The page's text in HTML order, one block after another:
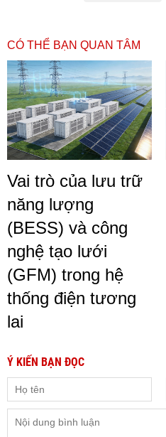
CÓ THỂ BẠN QUAN TÂM
Vai trò của lưu trữ
năng lượng
(BESS) và công
nghệ tạo lưới
(GFM) trong hệ
thống điện tương
lai
Ý KIẾN BẠN ĐỌC